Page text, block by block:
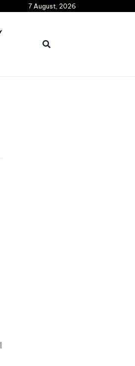
7 August, 2026